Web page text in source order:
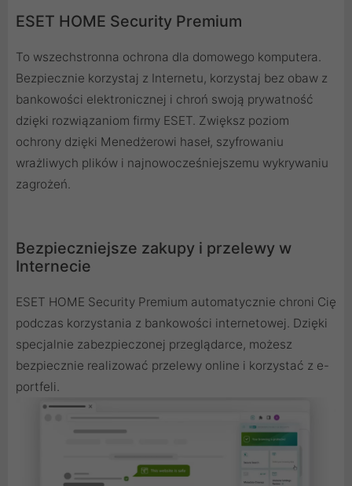
ESET HOME Security Premium
To wszechstronna ochrona dla domowego komputera.
Bezpiecznie korzystaj z Internetu, korzystaj bez obaw z
bankowości elektronicznej i chroń swoją prywatność
dzięki rozwiązaniom firmy ESET. Zwiększ poziom
ochrony dzięki Menedżerowi haseł, szyfrowaniu
wrażliwych plików i najnowocześniejszemu wykrywaniu
zagrożeń.
Bezpieczniejsze zakupy i przelewy w
Internecie
ESET HOME Security Premium automatycznie chroni Cię
podczas korzystania z bankowości internetowej. Dzięki
specjalnie zabezpieczonej przeglądarce, możesz
bezpiecznie realizować przelewy online i korzystać z e-
portfeli.